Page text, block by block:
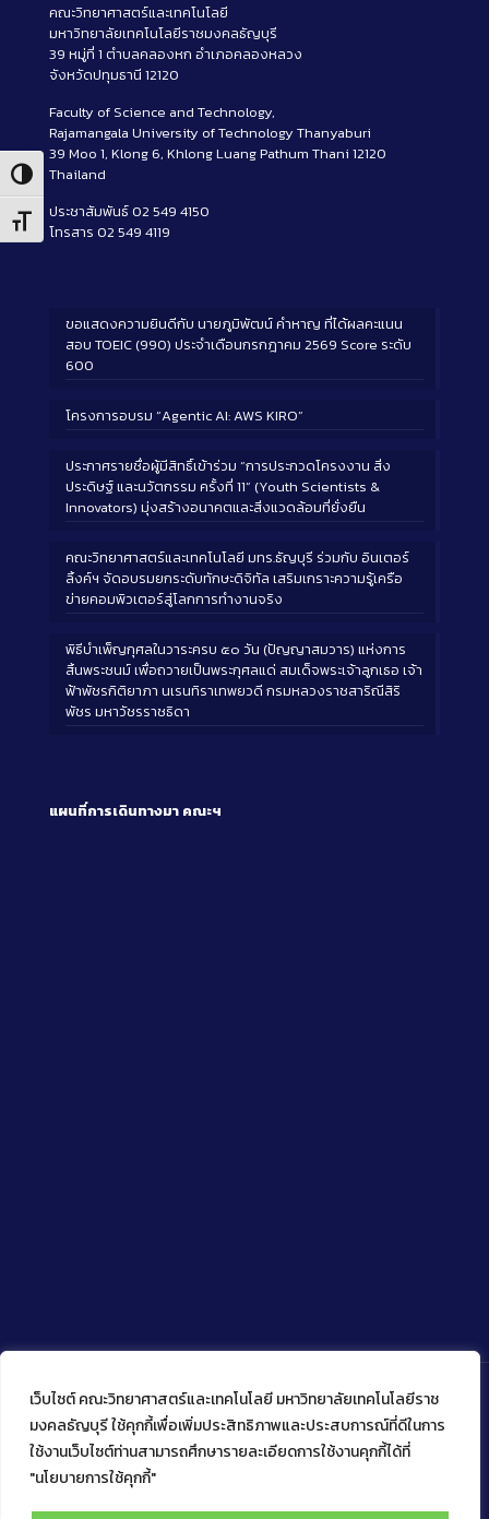
เว็บไซต์ คณะวิทยาศาสตร์และเทคโนโลยี มหาวิทยาลัยเทคโนโลยีราช
มงคลธัญบุรี ใช้คุกกี้เพื่อเพิ่มประสิทธิภาพและประสบการณ์ที่ดีในการ
ใช้งานเว็บไซต์ท่านสามารถศึกษารายละเอียดการใช้งานคุกกี้ได้ที่
"นโยบายการใช้คุกกี้"
Toggle High Contrast
Toggle Font size
คณะวิทยาศาสตร์และเทคโนโลยี
มหาวิทยาลัยเทคโนโลยีราชมงคลธัญบุรี
39 หมู่ที่ 1 ตำบลคลองหก อำเภอคลองหลวง
จังหวัดปทุมธานี 12120
Faculty of Science and Technology,
Rajamangala University of Technology Thanyaburi
39 Moo 1, Klong 6, Khlong Luang Pathum Thani 12120
Thailand
ประชาสัมพันธ์ 02 549 4150
โทรสาร 02 549 4119
ขอแสดงความยินดีกับ นายภูมิพัฒน์ คำหาญ ที่ได้ผลคะแนน
สอบ TOEIC (990) ประจำเดือนกรกฎาคม 2569 Score ระดับ
600
โครงการอบรม “Agentic AI: AWS KIRO”
ประกาศรายชื่อผู้มีสิทธิ์เข้าร่วม “การประกวดโครงงาน สิ่ง
ประดิษฐ์ และนวัตกรรม ครั้งที่ 11” (Youth Scientists &
Innovators) มุ่งสร้างอนาคตและสิ่งแวดล้อมที่ยั่งยืน
คณะวิทยาศาสตร์และเทคโนโลยี มทร.ธัญบุรี ร่วมกับ อินเตอร์
ลิ้งค์ฯ จัดอบรมยกระดับทักษะดิจิทัล เสริมเกราะความรู้เครือ
ข่ายคอมพิวเตอร์สู่โลกการทำงานจริง
พิธีบำเพ็ญกุศลในวาระครบ ๕๐ วัน (ปัญญาสมวาร) แห่งการ
สิ้นพระชนม์ เพื่อถวายเป็นพระกุศลแด่ สมเด็จพระเจ้าลูกเธอ เจ้า
ฟ้าพัชรกิติยาภา นเรนทิราเทพยวดี กรมหลวงราชสาริณีสิริ
พัชร มหาวัชรราชธิดา
แผนที่การเดินทางมา คณะฯ
Copyright © 2022 คณะวิทยาศาสตร์และเทคโนโลยี มหาวิทยาลัย